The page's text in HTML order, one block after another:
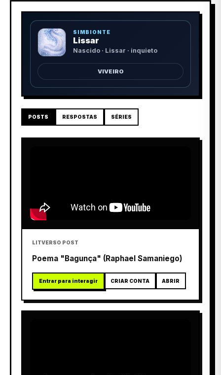
SIMBIONTE
Lissar
Nascido · Lissar · inquieto
VIVEIRO
POSTS RESPOSTAS SÉRIES
LITVERSO POST
Poema "Bagunça" (Raphael Samaniego)
Entrar para interagir CRIAR CONTA ABRIR